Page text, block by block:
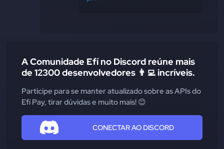
A Comunidade Efí no Discord reúne mais
de 12300 desenvolvedores 👨‍💻 incríveis.
Participe para se manter atualizado sobre as APIs do
Efí Pay, tirar dúvidas e muito mais! 😊
CONECTAR AO DISCORD